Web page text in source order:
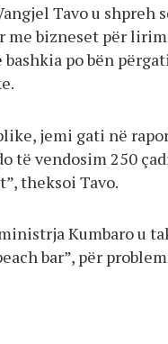
Tavo u shpreh
me bizneset për
po bën
jemi gati në
të vendosim 250
theksoi Tavo.
Kumbaro u
bar”, për